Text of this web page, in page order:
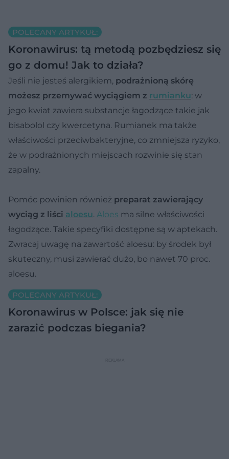
POLECANY ARTYKUŁ:
Koronawirus: tą metodą pozbędziesz się
go z domu! Jak to działa?
Jeśli nie jesteś alergikiem, podrażnioną skórę
możesz przemywać wyciągiem z rumianku: w
jego kwiat zawiera substancje łagodzące takie jak
bisabolol czy kwercetyna. Rumianek ma także
właściwości przeciwbakteryjne, co zmniejsza ryzyko,
że w podrażnionych miejscach rozwinie się stan
zapalny.
Pomóc powinien również preparat zawierający
wyciąg z liści aloesu. Aloes ma silne właściwości
łagodzące. Takie specyfiki dostępne są w aptekach.
Zwracaj uwagę na zawartość aloesu: by środek był
skuteczny, musi zawierać dużo, bo nawet 70 proc.
aloesu.
POLECANY ARTYKUŁ:
Koronawirus w Polsce: jak się nie
zarazić podczas biegania?